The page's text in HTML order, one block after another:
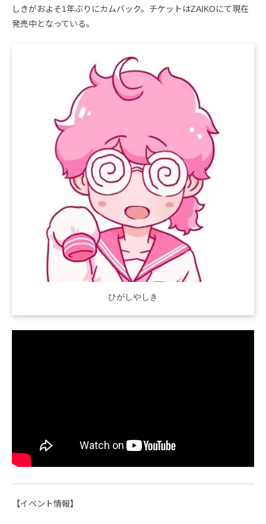
しきがおよそ1年ぶりにカムバック。チケットはZAIKOにて現在
発売中となっている。
ひがしやしき
【イベント情報】